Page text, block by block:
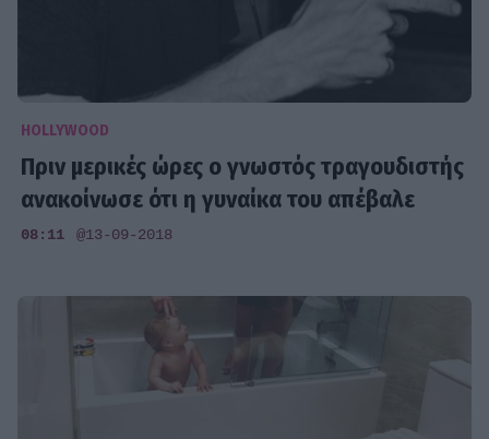
HOLLYWOOD
Πριν μερικές ώρες ο γνωστός τραγουδιστής
ανακοίνωσε ότι η γυναίκα του απέβαλε
08:11 @13-09-2018